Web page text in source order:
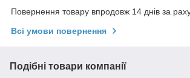
Повернення товару впродовж 14 днів за
Всі умови повернення
Подібні товари компанії